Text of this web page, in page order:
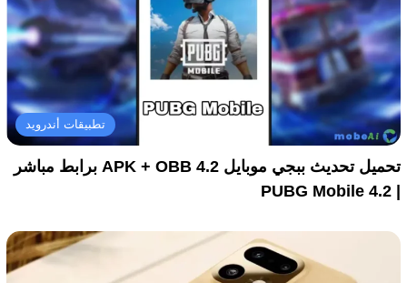
تطبيقات أندرويد
تحميل تحديث ببجي موبايل 4.2 APK + OBB برابط مباشر
| PUBG Mobile 4.2